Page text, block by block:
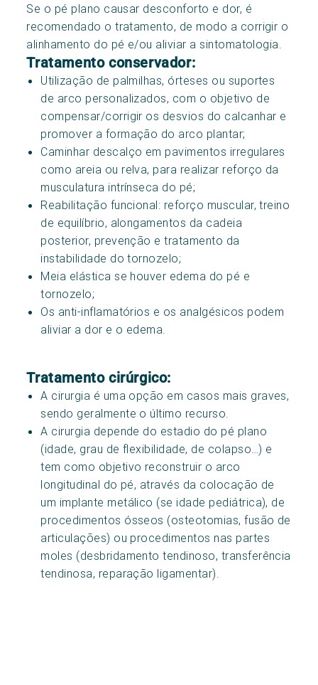
Se o pé plano causar desconforto e dor, é
recomendado o tratamento, de modo a corrigir o
alinhamento do pé e/ou aliviar a sintomatologia.
Tratamento conservador:
Utilização de palmilhas, órteses ou suportes
de arco personalizados, com o objetivo de
compensar/corrigir os desvios do calcanhar e
promover a formação do arco plantar;
Caminhar descalço em pavimentos irregulares
como areia ou relva, para realizar reforço da
musculatura intrínseca do pé;
Reabilitação funcional: reforço muscular, treino
de equilíbrio, alongamentos da cadeia
posterior, prevenção e tratamento da
instabilidade do tornozelo;
Meia elástica se houver edema do pé e
tornozelo;
Os anti-inflamatórios e os analgésicos podem
aliviar a dor e o edema.
Tratamento cirúrgico:
A cirurgia é uma opção em casos mais graves,
sendo geralmente o último recurso.
A cirurgia depende do estadio do pé plano
(idade, grau de flexibilidade, de colapso…) e
tem como objetivo reconstruir o arco
longitudinal do pé, através da colocação de
um implante metálico (se idade pediátrica), de
procedimentos ósseos (osteotomias, fusão de
articulações) ou procedimentos nas partes
moles (desbridamento tendinoso, transferência
tendinosa, reparação ligamentar).